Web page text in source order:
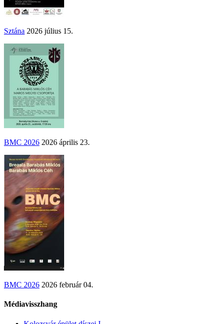
Sztána 2026 július 15.
BMC 2026 2026 április 23.
BMC 2026 2026 február 04.
Médiavisszhang